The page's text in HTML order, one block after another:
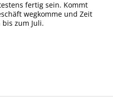
fertig sein. Kommt
wegkomme und Zeit
zum Juli.